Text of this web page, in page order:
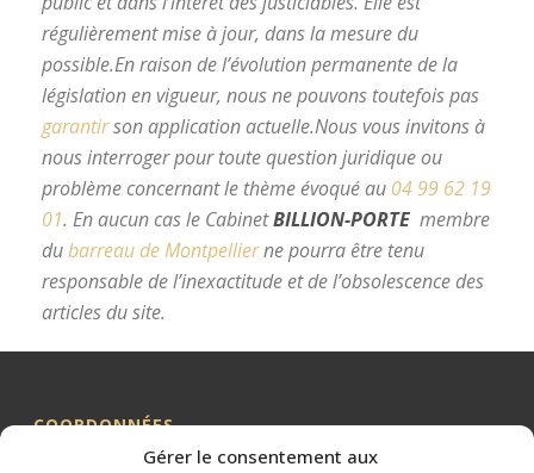
Gérer le consentement aux
régulièrement mise à jour, dans la mesure du
possible.En raison de l’évolution permanente de la
législation en vigueur, nous ne pouvons toutefois pas
garantirson application actuelle.Nous vous invitons à
nous interroger pour toute question juridique ou
problème concernant le thème évoqué au 04 99 62 19
01. En aucun cas le CabinetBILLION-PORTE membre
dubarreau de Montpellierne pourra être tenu
responsable de l’inexactitude et de l’obsolescence des
articles du site.
COORDONNÉES
Me BILLION-PORTE